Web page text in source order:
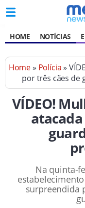
HOME NOTÍCIAS
Home» Polícia»
por três cães de
VÍDEO!
Na quinta-
surpreendida